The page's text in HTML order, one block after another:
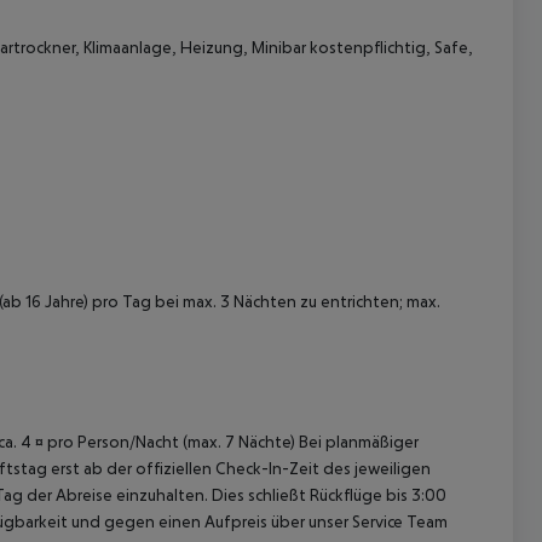
Klimaanlage, Heizung, Minibar kostenpflichtig, Safe,
16 Jahre) pro Tag bei max. 3 Nächten zu entrichten; max.
4 ¤ pro Person/Nacht (max. 7 Nächte) Bei planmäßiger
erst ab der offiziellen Check-In-Zeit des jeweiligen
der Abreise einzuhalten. Dies schließt Rückflüge bis 3:00
und gegen einen Aufpreis über unser Service Team